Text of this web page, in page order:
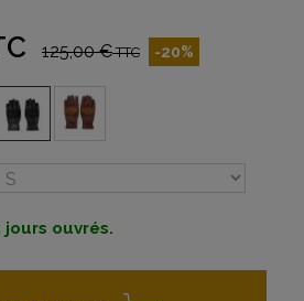
125,00 €TTC -20%
jours ouvrés.